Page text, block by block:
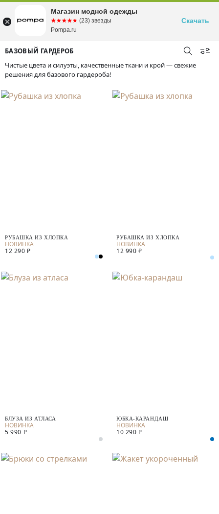
БАЗОВЫЙ ГАРДЕРОБ
Чистые цвета и силуэты, качественные ткани и крой — свежие
решения для базового гардероба!
РУБАШКА ИЗ ХЛОПКА
12 290 ₽
РУБАШКА ИЗ ХЛОПКА
12 990 ₽
БЛУЗА ИЗ АТЛАСА
5 990 ₽
ЮБКА-КАРАНДАШ
10 290 ₽
Магазин модной одежды
☆☆☆☆☆
★★★★★ (23) звезды
Pompa.ru
Скачать